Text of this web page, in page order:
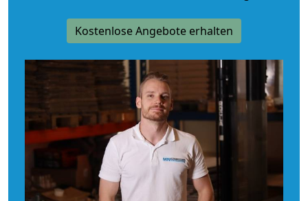
Kostenlose Angebote erhalten